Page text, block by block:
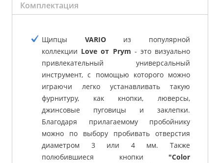
Комплектация
Щипцы VARIOиз популярной
коллекции Love от Prym - это визуально
привлекательный универсальный
инструмент, с помощью которого можно
играючи легко устанавливать такую
фурнитуру, как кнопки, люверсы,
джинсовые пуговицы и заклепки.
Благодаря прилагаемому пробойнику
можно по выбору пробивать отверстия
диаметром 3 или 4 мм. Также
полюбившиеся кнопки "Color